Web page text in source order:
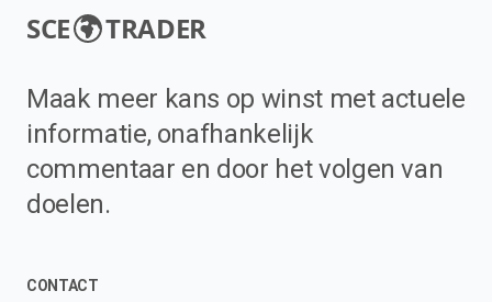
SCE TRADER
Maak meer kans op winst met actuele
informatie, onafhankelijk
commentaar en door het volgen van
doelen.
CONTACT